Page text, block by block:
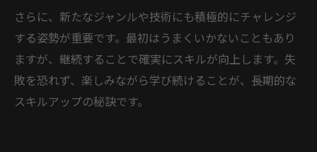
さらに、新たなジャンルや技術にも積極的にチャレンジ
する姿勢が重要です。最初はうまくいかないこともあり
ますが、継続することで確実にスキルが向上します。失
敗を恐れず、楽しみながら学び続けることが、長期的な
スキルアップの秘訣です。